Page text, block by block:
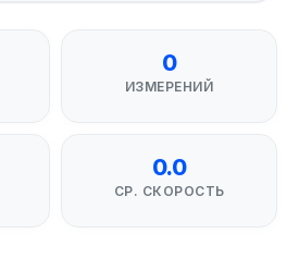
0
ИЗМЕРЕНИЙ
0.0
СР. СКОРОСТЬ